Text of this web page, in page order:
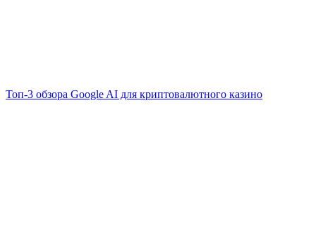
Топ-3 обзора Google AI для криптовалютного казино